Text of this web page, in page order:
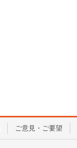
ご意見・ご要望